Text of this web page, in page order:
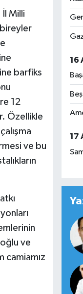
Milli
bireyler
barfiks
12
Özellikle
ve bu
ve
camiamız
16
17